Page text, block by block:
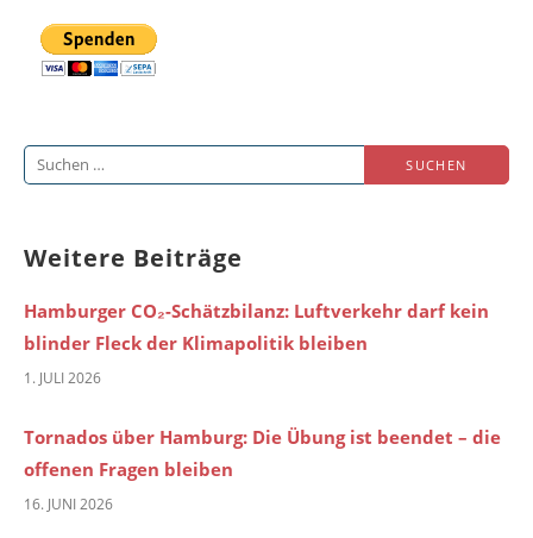
Suchen
Weitere Beiträge
Hamburger CO₂-Schätzbilanz: Luftverkehr darf kein
blinder Fleck der Klimapolitik bleiben
1. JULI 2026
Tornados über Hamburg: Die Übung ist beendet – die
offenen Fragen bleiben
16. JUNI 2026